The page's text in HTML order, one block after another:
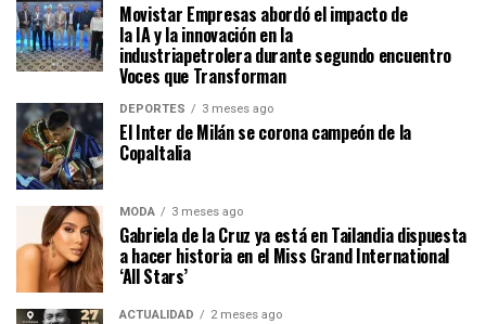
Movistar Empresas abordó el impacto de
la IA y la innovación en la
industriapetrolera durante segundo encuentro
Voces que Transforman
DEPORTES 3 meses ago
El Inter de Milán se corona campeón de la
CopaItalia
MODA 3 meses ago
Gabriela de la Cruz ya está en Tailandia dispuesta
a hacer historia en el Miss Grand International
‘All Stars’
ACTUALIDAD 2 meses ago